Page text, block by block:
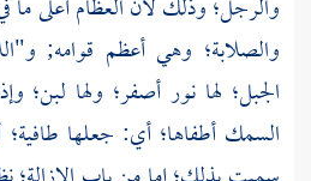
والرجل؛ وذلك لأن العظام أعلى ما
والصلابة؛ وهي أعظم قوامه;
الجبل؛ لها نور أصفر؛ ولها لبن؛
السمك أطفاها؛ أي: جعلها طافية؛